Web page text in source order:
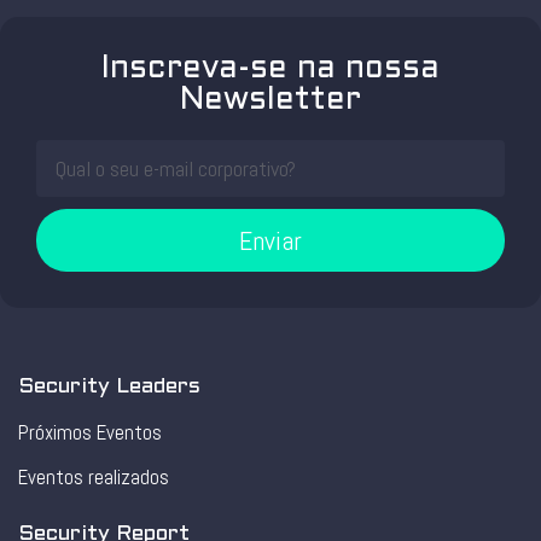
Inscreva-se na nossa
Newsletter
Enviar
Security Leaders
Próximos Eventos
Eventos realizados
Security Report